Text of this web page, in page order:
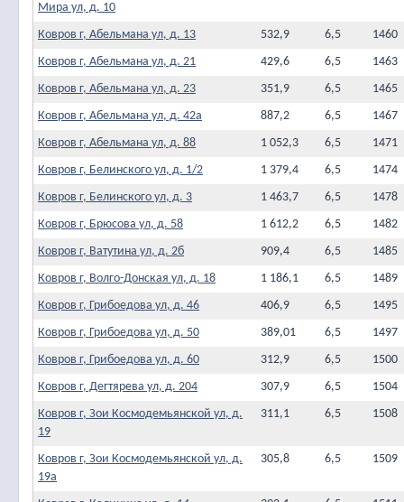
Мира ул, д. 10
Ковров г, Абельмана ул, д. 13 532,9 6,5
1460
Ковров г, Абельмана ул, д. 21
429,6 6,5
1463
Ковров г, Абельмана ул, д. 23
351,9 6,5
1465
Ковров г, Абельмана ул, д. 42а
887,2 6,5
1467
Ковров г, Абельмана ул, д. 88
1 052,3 6,5
1471
Ковров г, Белинского ул, д. 1/2
1 379,4 6,5
1474
Ковров г, Белинского ул, д. 3
1 463,7 6,5
1478
Ковров г, Брюсова ул, д. 58
1 612,2 6,5
1482
Ковров г, Ватутина ул, д. 2б
909,4 6,5
1485
Ковров г, Волго-Донская ул, д. 18
1 186,1 6,5
1489
Ковров г, Грибоедова ул, д. 46
406,9 6,5
1495
Ковров г, Грибоедова ул, д. 50
389,01 6,5
1497
Ковров г, Грибоедова ул, д. 60
312,9 6,5
1500
Ковров г, Дегтярева ул, д. 204
307,9 6,5
1504
Ковров г, Зои Космодемьянской ул, д.
19
311,1 6,5 1508
Ковров г, Зои Космодемьянской ул, д.
19а
305,8 6,5 1509